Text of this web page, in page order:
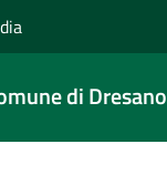
di Dresano